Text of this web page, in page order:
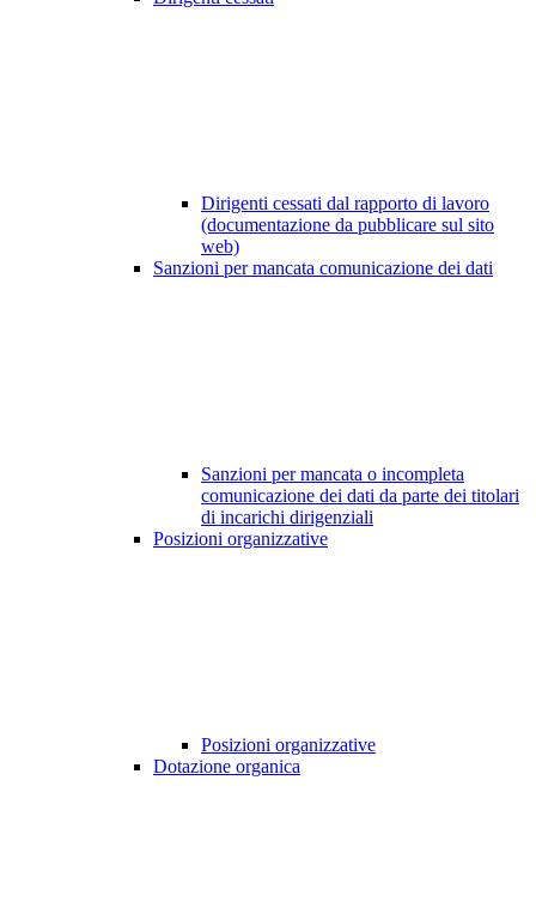
Dirigenti cessati dal rapporto di lavoro
(documentazione da pubblicare sul sito
web)
Sanzioni per mancata comunicazione dei dati
Sanzioni per mancata o incompleta
comunicazione dei dati da parte dei titolari
di incarichi dirigenziali
Posizioni organizzative
Posizioni organizzative
Dotazione organica